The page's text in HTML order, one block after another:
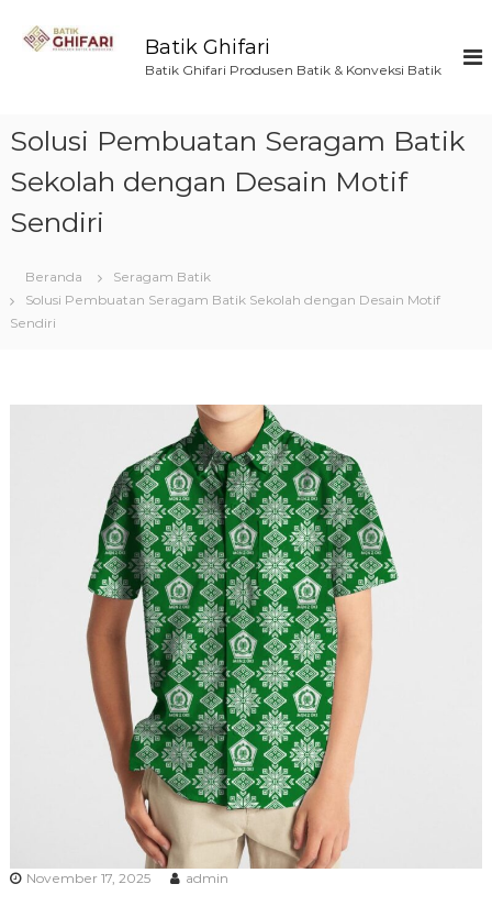
Batik Ghifari
Batik Ghifari Produsen Batik & Konveksi Batik
Solusi Pembuatan Seragam Batik
Sekolah dengan Desain Motif
Sendiri
Beranda
Seragam Batik
Solusi Pembuatan Seragam Batik Sekolah dengan Desain Motif
Sendiri
November 17, 2025 admin